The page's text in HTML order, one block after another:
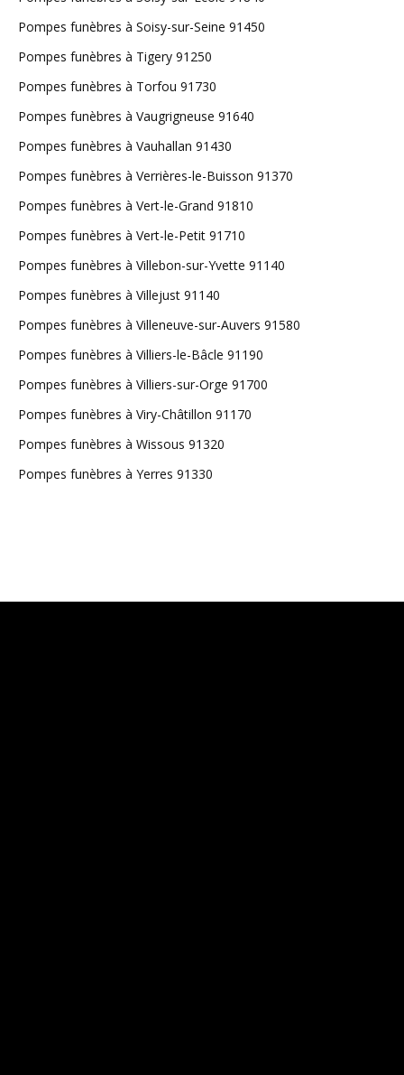
Pompes funèbres à Soisy-sur-Seine 91450
Pompes funèbres à Tigery 91250
Pompes funèbres à Torfou 91730
Pompes funèbres à Vaugrigneuse 91640
Pompes funèbres à Vauhallan 91430
Pompes funèbres à Verrières-le-Buisson 91370
Pompes funèbres à Vert-le-Grand 91810
Pompes funèbres à Vert-le-Petit 91710
Pompes funèbres à Villebon-sur-Yvette 91140
Pompes funèbres à Villejust 91140
Pompes funèbres à Villeneuve-sur-Auvers 91580
Pompes funèbres à Villiers-le-Bâcle 91190
Pompes funèbres à Villiers-sur-Orge 91700
Pompes funèbres à Viry-Châtillon 91170
Pompes funèbres à Wissous 91320
Pompes funèbres à Yerres 91330